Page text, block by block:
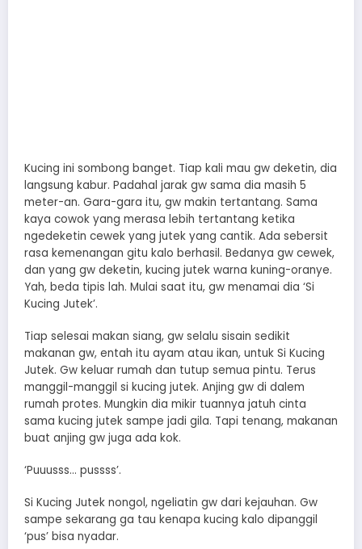
Kucing ini sombong banget. Tiap kali mau gw deketin, dia
langsung kabur. Padahal jarak gw sama dia masih 5
meter-an. Gara-gara itu, gw makin tertantang. Sama
kaya cowok yang merasa lebih tertantang ketika
ngedeketin cewek yang jutek yang cantik. Ada sebersit
rasa kemenangan gitu kalo berhasil. Bedanya gw cewek,
dan yang gw deketin, kucing jutek warna kuning-oranye.
Yah, beda tipis lah. Mulai saat itu, gw menamai dia ‘Si
Kucing Jutek’.
Tiap selesai makan siang, gw selalu sisain sedikit
makanan gw, entah itu ayam atau ikan, untuk Si Kucing
Jutek. Gw keluar rumah dan tutup semua pintu. Terus
manggil-manggil si kucing jutek. Anjing gw di dalem
rumah protes. Mungkin dia mikir tuannya jatuh cinta
sama kucing jutek sampe jadi gila. Tapi tenang, makanan
buat anjing gw juga ada kok.
‘Puuusss… pussss’.
Si Kucing Jutek nongol, ngeliatin gw dari kejauhan. Gw
sampe sekarang ga tau kenapa kucing kalo dipanggil
‘pus’ bisa nyadar.